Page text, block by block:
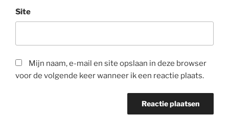
Site
Mijn naam, e-mail en site opslaan in deze browser
voor de volgende keer wanneer ik een reactie plaats.